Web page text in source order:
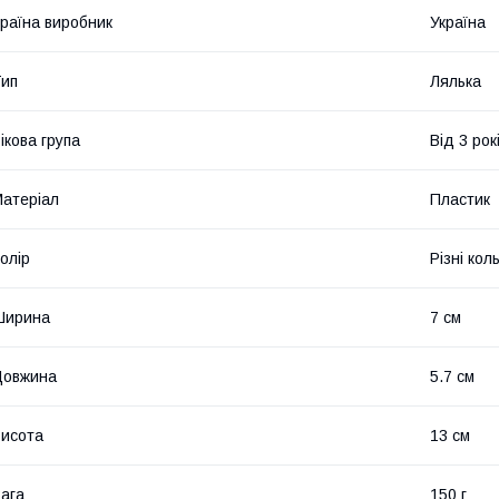
виробник Україна
Лялька
група Від 3
Пластик
Різні
7 см
5.7 см
13 см
150 г